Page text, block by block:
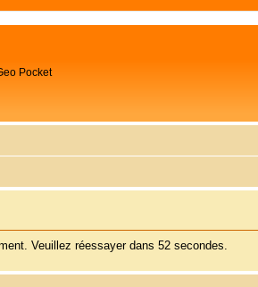
Pocket
Veuillez réessayer dans 52 secondes.